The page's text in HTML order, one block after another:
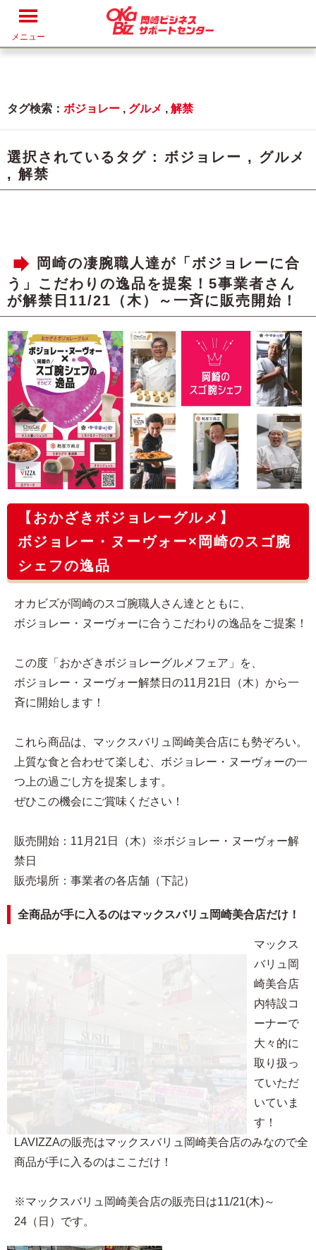
メニュー
タグ検索： ボジョレー , グルメ , 解禁
選択されているタグ : ボジョレー , グルメ
, 解禁
岡崎の凄腕職人達が「ボジョレーに合
う」こだわりの逸品を提案！5事業者さん
が解禁日11/21（木）～一斉に販売開始！
【おかざきボジョレーグルメ】
ボジョレー・ヌーヴォー×岡崎のスゴ腕
シェフの逸品
オカビズが岡崎のスゴ腕職人さん達とともに、
ボジョレー・ヌーヴォーに合うこだわりの逸品をご提案！
この度「おかざきボジョレーグルメフェア」を、
ボジョレー・ヌーヴォー解禁日の11月21日（木）から一
斉に開始します！
これら商品は、マックスバリュ岡崎美合店にも勢ぞろい。
上質な食と合わせて楽しむ、ボジョレー・ヌーヴォーの一
つ上の過ごし方を提案します。
ぜひこの機会にご賞味ください！
販売開始：11月21日（木）※ボジョレー・ヌーヴォー解
禁日
販売場所：事業者の各店舗（下記）
全商品が手に入るのはマックスバリュ岡崎美合店だけ！
マックス
バリュ岡
崎美合店
内特設コ
ーナーで
大々的に
取り扱っ
ていただ
いていま
す！
LAVIZZAの販売はマックスバリュ岡崎美合店のみなので全
商品が手に入るのはここだけ！
※マックスバリュ岡崎美合店の販売日は11/21(木)～
24（日）です。